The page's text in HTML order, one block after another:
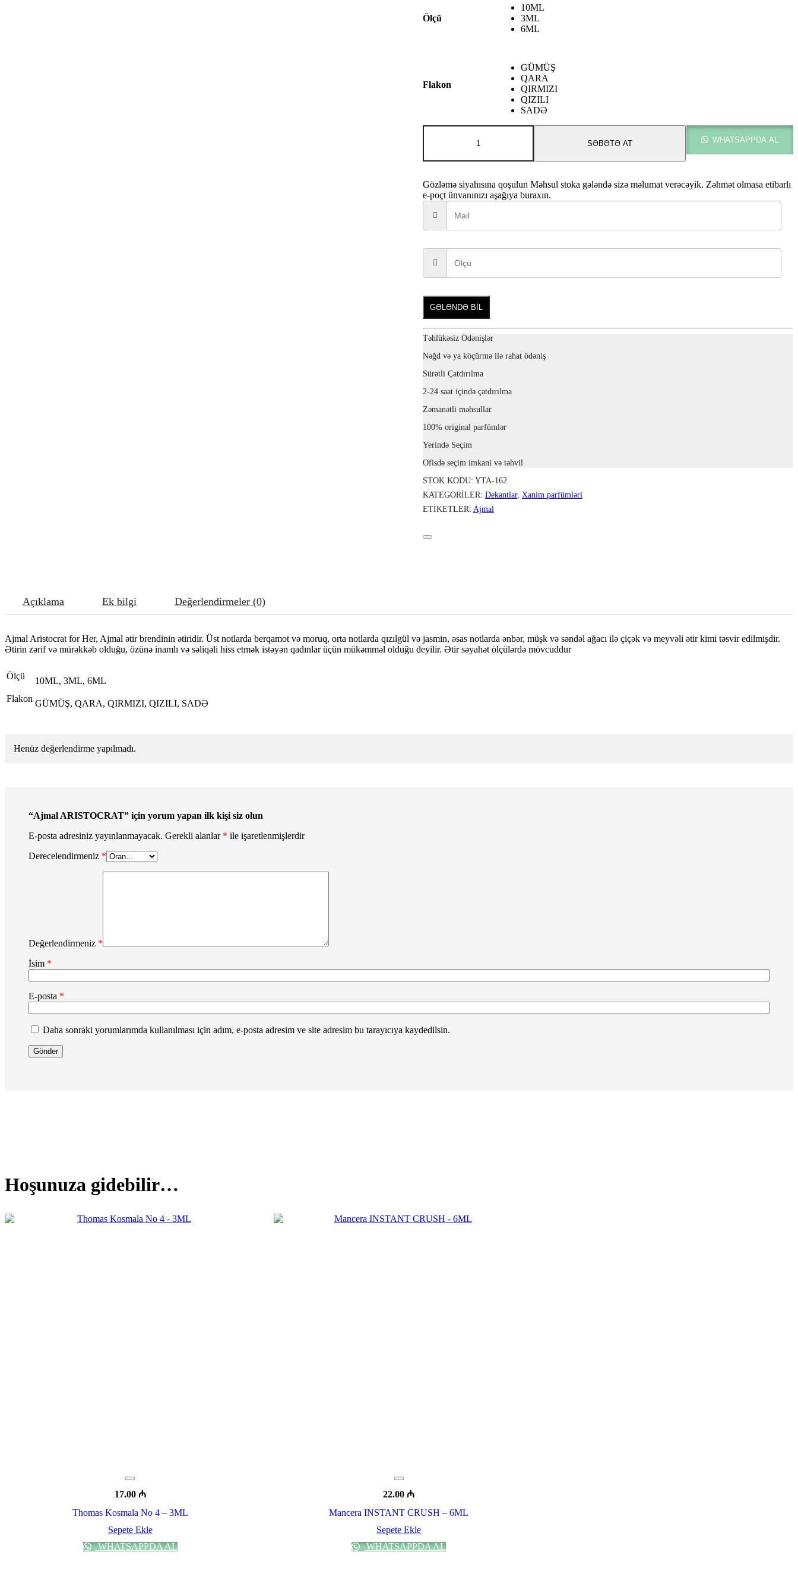
9.00 ₼
-
Ölçü
10ML
3ML
6ML
Flakon
GÜMÜŞ
QARA
QIRMIZI
QIZILI
SADƏ
ARISTOCRAT
SƏBƏTƏ AT WHATSAPPDA AL
Gözləmə siyahısına qoşulun Məhsul stoka gələndə sizə məlumat verəcəyik. Zəhmət olmasa etibarlı
e-poçt ünvanınızı aşağıya buraxın.
GƏLƏNDƏ BİL
Təhlükəsiz Ödənişlər
Nəğd və ya köçürmə ilə rahat ödəniş
Sürətli Çatdırılma
2-24 saat içində çatdırılma
Zəmanətli məhsullar
100% original parfümlər
Yerində Seçim
Ofisdə seçim imkani və təhvil
STOK KODU: YTA-162
KATEGORILER: Dekantlar, Xanim parfümləri
ETIKETLER: Ajmal
Açıklama Ek bilgi Değerlendirmeler (0)
Ajmal Aristocrat for Her, Ajmal ətir brendinin ətiridir. Üst notlarda berqamot və moruq, orta notlarda qızılgül və jasmin, əsas notlarda ənbər, müşk və səndəl ağacı ilə çiçək və meyvəli ətir kimi təsvir edilmişdir.
Ətirin zərif və mürəkkəb olduğu, özünə inamlı və səliqəli hiss etmək istəyən qadınlar üçün mükəmməl olduğu deyilir. Ətir səyahət ölçülərdə mövcuddur
Ölçü
10ML, 3ML, 6ML
Flakon GÜMÜŞ, QARA, QIRMIZI, QIZILI, SADƏ
Henüz değerlendirme yapılmadı.
“Ajmal ARISTOCRAT” için yorum yapan ilk kişi siz olun
E-posta adresiniz yayınlanmayacak. Gerekli alanlar * ile işaretlenmişlerdir
Derecelendirmeniz *
Değerlendirmeniz *
İsim *
E-posta *
Daha sonraki yorumlarımda kullanılması için adım, e-posta adresim ve site adresim bu tarayıcıya kaydedilsin.
Hoşunuza gidebilir…
17.00 ₼
Thomas Kosmala No 4 – 3ML
Sepete Ekle
WHATSAPPDA AL
22.00 ₼
Mancera INSTANT CRUSH – 6ML
Sepete Ekle
WHATSAPPDA AL